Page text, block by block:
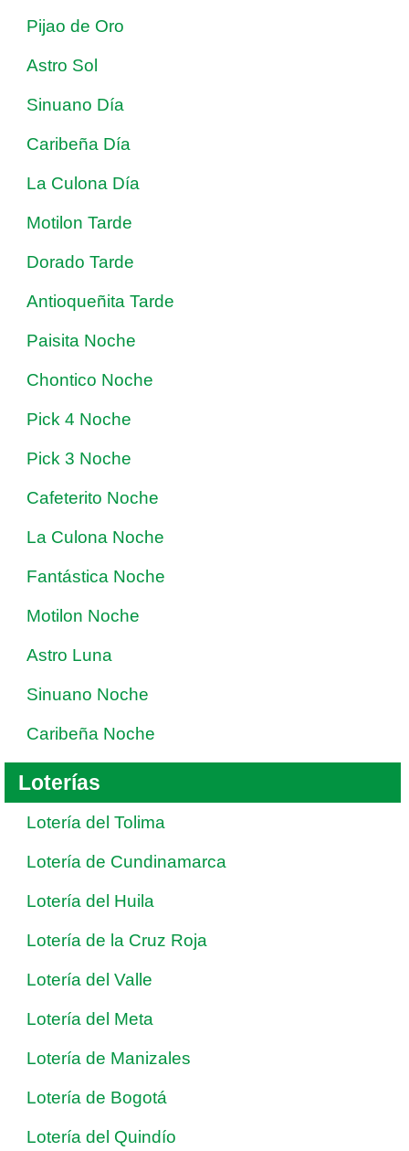
Pijao de Oro
Astro Sol
Sinuano Día
Caribeña Día
La Culona Día
Motilon Tarde
Dorado Tarde
Antioqueñita Tarde
Paisita Noche
Chontico Noche
Pick 4 Noche
Pick 3 Noche
Cafeterito Noche
La Culona Noche
Fantástica Noche
Motilon Noche
Astro Luna
Sinuano Noche
Caribeña Noche
Loterías
Lotería del Tolima
Lotería de Cundinamarca
Lotería del Huila
Lotería de la Cruz Roja
Lotería del Valle
Lotería del Meta
Lotería de Manizales
Lotería de Bogotá
Lotería del Quindío